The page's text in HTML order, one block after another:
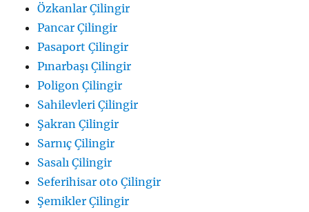
Özkanlar Çilingir
Pancar Çilingir
Pasaport Çilingir
Pınarbaşı Çilingir
Poligon Çilingir
Sahilevleri Çilingir
Şakran Çilingir
Sarnıç Çilingir
Sasalı Çilingir
Seferihisar oto Çilingir
Şemikler Çilingir